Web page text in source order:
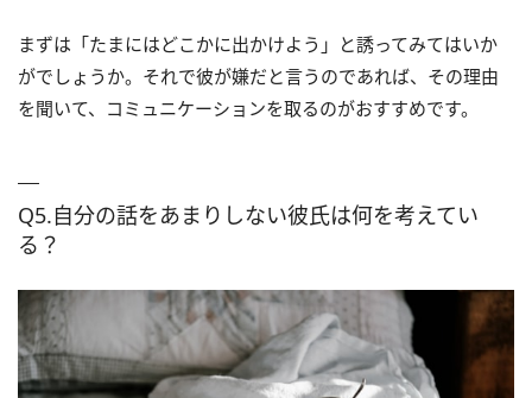
まずは「たまにはどこかに出かけよう」と誘ってみてはいか
がでしょうか。それで彼が嫌だと言うのであれば、その理由
を聞いて、コミュニケーションを取るのがおすすめです。
Q5.自分の話をあまりしない彼氏は何を考えてい
る？